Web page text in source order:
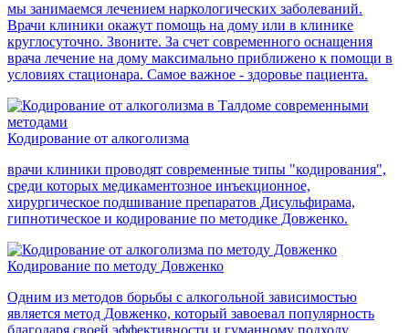
мы занимаемся лечением наркологических заболеваний.
Врачи клиники окажут помощь на дому или в клинике
круглосуточно. Звоните. За счет современного оснащения
врача лечение на дому максимально приближено к помощи в
условиях стационара. Самое важное - здоровье пациента.
Кодирование от алкоголизма
врачи клиники проводят современные типы "кодирования",
среди которых медикаментозное инъекционное,
хирургическое подшивание препаратов Дисульфирама,
гипнотическое и кодирование по методике Довженко.
Кодирование по методу Довженко
Одним из методов борьбы с алкогольной зависимостью
является метод Довженко, который завоевал популярность